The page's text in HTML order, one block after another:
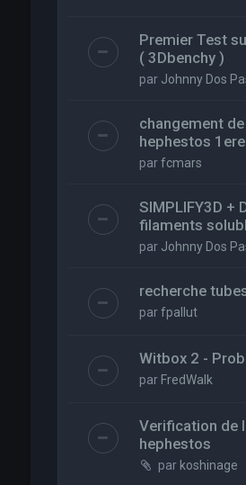
Premier Test
( 3Dbenchy )
par Johnny Dos
changement
hephestos
parfcmars
SIMPLIFY3D +
filaments
par Johnny Dos
recherche
parfpallut
Witbox 2 -
par FredWalk
Verification de
hephestos
par koshinage